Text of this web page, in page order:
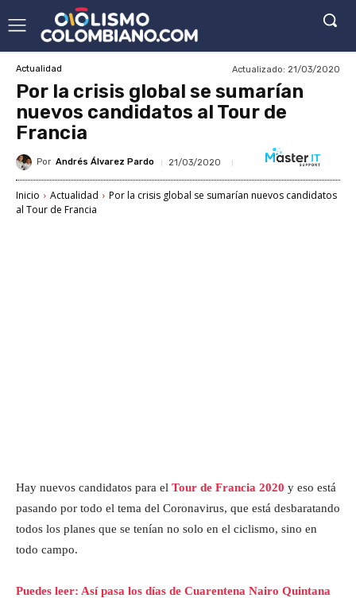
Actualidad Actualizado: 21/03/2020
Por la crisis global se sumarían
nuevos candidatos al Tour de
Francia
Por Andrés Álvarez Pardo 21/03/2020
Inicio Actualidad
Por la crisis global se sumarían nuevos candidatos
al Tour de Francia
Hay nuevos candidatos para el Tour de Francia 2020 y eso está
pasando por todo el tema del Coronavirus, que está desbaratando
todos los planes que se tenían no solo en el ciclismo, sino en
todo campo.
Puedes leer: Así pasa los días de Cuarentena Nairo Quintana